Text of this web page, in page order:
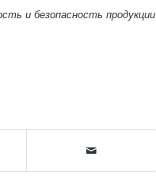
и безопасность продукции